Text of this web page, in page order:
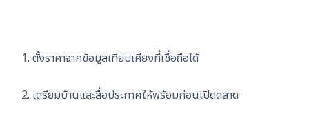
ตั้งราคาจากข้อมูลเทียบเคียงที่เชื่อถือได้
เตรียมบ้านและสื่อประกาศให้พร้อมก่อนเปิดตลาด